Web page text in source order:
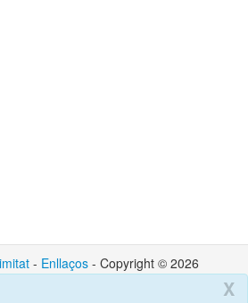
- Enllaços - Copyright © 2026
@ cortexit.co.uk
X